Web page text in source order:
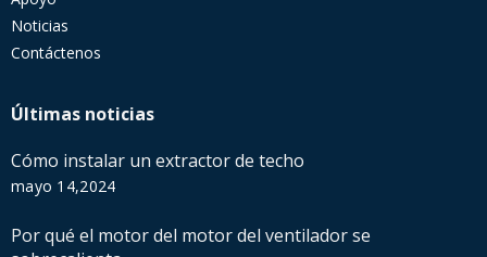
Noticias
Contáctenos
Últimas noticias
Cómo instalar un extractor de techo
mayo 14,2024
Por qué el motor del motor del ventilador se